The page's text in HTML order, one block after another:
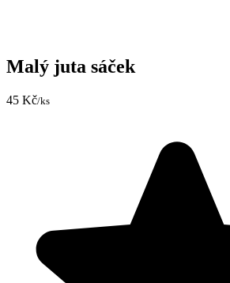
Malý juta sáček
45 Kč/ks